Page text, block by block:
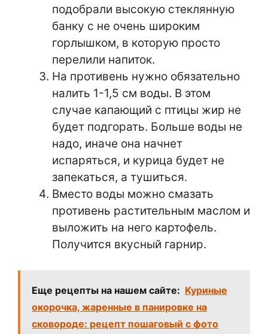
подобрали высокую стеклянную
банку с не очень широким
горлышком, в которую просто
перелили напиток.
На противень нужно обязательно
налить 1-1,5 см воды. В этом
случае капающий с птицы жир не
будет подгорать. Больше воды не
надо, иначе она начнет
испаряться, и курица будет не
запекаться, а тушиться.
Вместо воды можно смазать
противень растительным маслом и
выложить на него картофель.
Получится вкусный гарнир.
Еще рецепты на нашем сайте: Куриные
окорочка, жаренные в панировке на
сковороде: рецепт пошаговый с фото